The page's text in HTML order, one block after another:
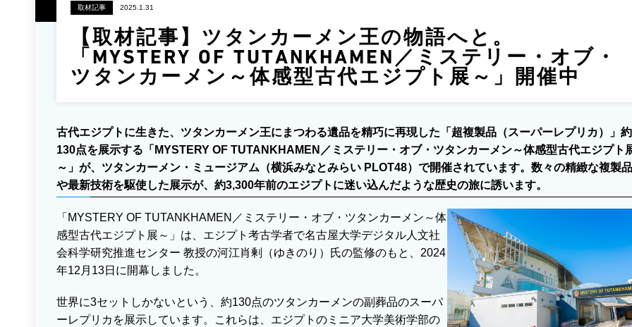
取材記事 2025.1.31
【取材記事】ツタンカーメン王の物語へと。
「MYSTERY OF TUTANKHAMEN／ミステリー・オブ・
ツタンカーメン～体感型古代エジプト展～」開催中
古代エジプトに生きた、ツタンカーメン王にまつわる遺品を精巧に再現した「超複製品（スーパーレプリカ）」約
130点を展示する「MYSTERY OF TUTANKHAMEN／ミステリー・オブ・ツタンカーメン～体感型古代エジプト
～」が、ツタンカーメン・ミュージアム（横浜みなとみらい PLOT48）で開催されています。数々の精緻な複製品
や最新技術を駆使した展示が、約3,300年前のエジプトに迷い込んだような歴史の旅に誘います。
「MYSTERY OF TUTANKHAMEN／ミステリー・オブ・ツタンカーメン～体
感型古代エジプト展～」は、エジプト考古学者で名古屋大学デジタル人文社
会科学研究推進センター 教授の河江肖剰（ゆきのり）氏の監修のもと、2024
年12月13日に開幕しました。
世界に3セットしかないという、約130点のツタンカーメンの副葬品のスーパ
ーレプリカを展示しています。これらは、エジプトのミニア大学美術学部の